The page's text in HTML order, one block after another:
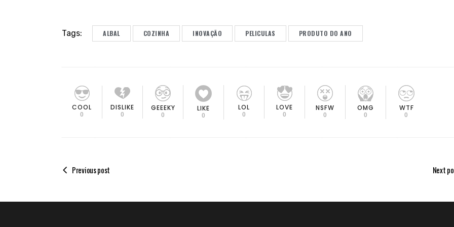
Tags: ALBAL COZINHA INOVAÇÃO PELICULAS PRODUTO DO ANO
COOL
0
DISLIKE
0
GEEEKY
0
LIKE
0
LOL
0
LOVE
0
NSFW
0
OMG
0
WTF
0
Previous post Next